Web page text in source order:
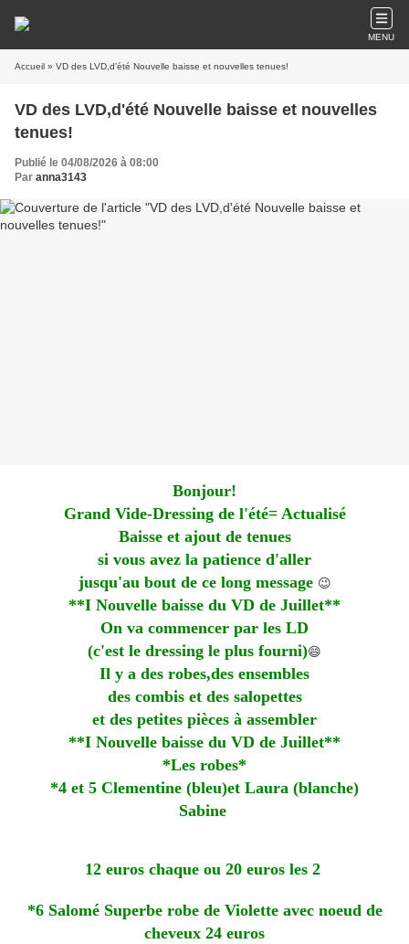
MENU
Accueil » VD des LVD,d'été Nouvelle baisse et nouvelles tenues!
VD des LVD,d'été Nouvelle baisse et nouvelles
tenues!
Publié le 04/08/2026 à 08:00
Par anna3143
Bonjour!
Grand Vide-Dressing de l'été= Actualisé
Baisse et ajout de tenues
si vous avez la patience d'aller
jusqu'au bout de ce long message 😉
**I Nouvelle baisse du VD de Juillet**
On va commencer par les LD
(c'est le dressing le plus fourni)😄
Il y a des robes,des ensembles
des combis et des salopettes
et des petites pièces à assembler
**I Nouvelle baisse du VD de Juillet**
*Les robes*
*4 et 5 Clementine (bleu)et Laura (blanche)
Sabine
12 euros chaque ou 20 euros les 2
*6 Salomé Superbe robe de Violette avec noeud de
cheveux 24 euros